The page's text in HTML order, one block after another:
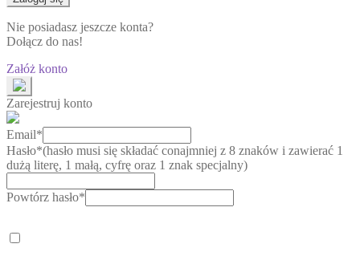
Nie posiadasz jeszcze konta?
Dołącz do nas!
Załóż konto
Zarejestruj konto
Email*
Hasło*(hasło musi się składać conajmniej z 8 znaków i zawierać 1
dużą literę, 1 małą, cyfrę oraz 1 znak specjalny)
Powtórz hasło*